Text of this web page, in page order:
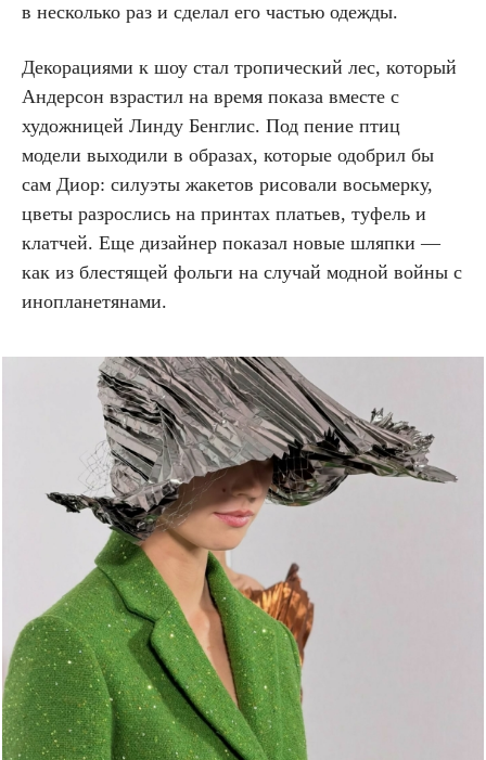
в несколько раз и сделал его частью одежды.
Декорациями к шоу стал тропический лес, который
Андерсон взрастил на время показа вместе с
художницей Линду Бенглис. Под пение птиц
модели выходили в образах, которые одобрил бы
сам Диор: силуэты жакетов рисовали восьмерку,
цветы разрослись на принтах платьев, туфель и
клатчей. Еще дизайнер показал новые шляпки —
как из блестящей фольги на случай модной войны с
инопланетянами.